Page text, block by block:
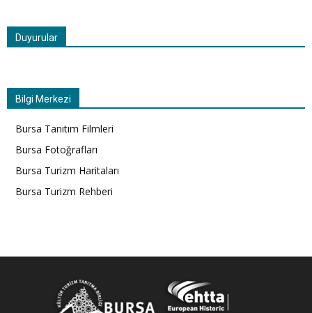
Duyurular
Bilgi Merkezi
Bursa Tanıtım Filmleri
Bursa Fotoğrafları
Bursa Turizm Haritaları
Bursa Turizm Rehberi